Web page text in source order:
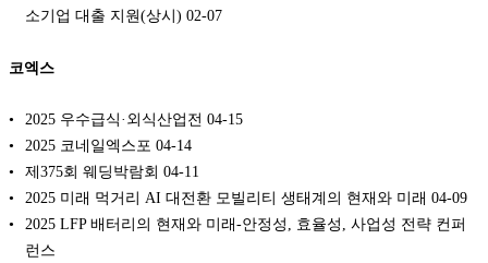
소기업 대출 지원(상시) 02-07
코엑스
2025 우수급식·외식산업전 04-15
2025 코네일엑스포 04-14
제375회 웨딩박람회 04-11
2025 미래 먹거리 AI 대전환 모빌리티 생태계의 현재와 미래 04-09
2025 LFP 배터리의 현재와 미래-안정성, 효율성, 사업성 전략 컨퍼
런스